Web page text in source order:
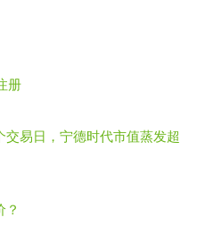
册
易日，宁德时代市值蒸发超
？